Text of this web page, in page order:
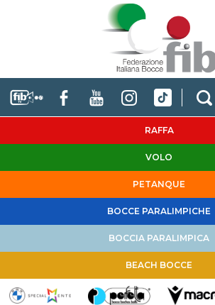
RAFFA
VOLO
PETANQUE
BOCCE PARALIMPICHE
BOCCIA PARALIMPICA
BEACH BOCCE